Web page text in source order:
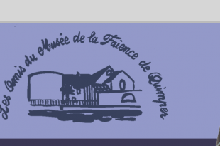
et de la Faïence de